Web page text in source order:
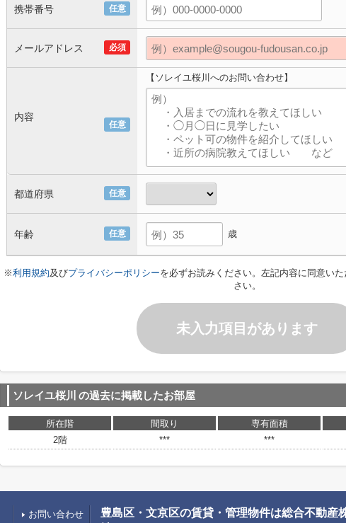
任意
携帯番号
必須
メールアドレス
任意
内容
【ソレイユ桜川へのお問い合わせ】
任意
都道府県
任意
年齢 歳
※利用規約及びプライバシーポリシーを必ずお読みください。左記内容に同意い
さい。
未入力項目があります
ソレイユ桜川 の過去に掲載したお部屋
所在階 間取り 専有面積
2階
*** ***
お問い合わせ
豊島区・文京区の賃貸・管理物件は総合不動産